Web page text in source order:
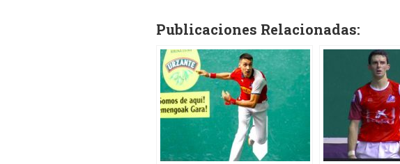
Publicaciones Relacionadas: